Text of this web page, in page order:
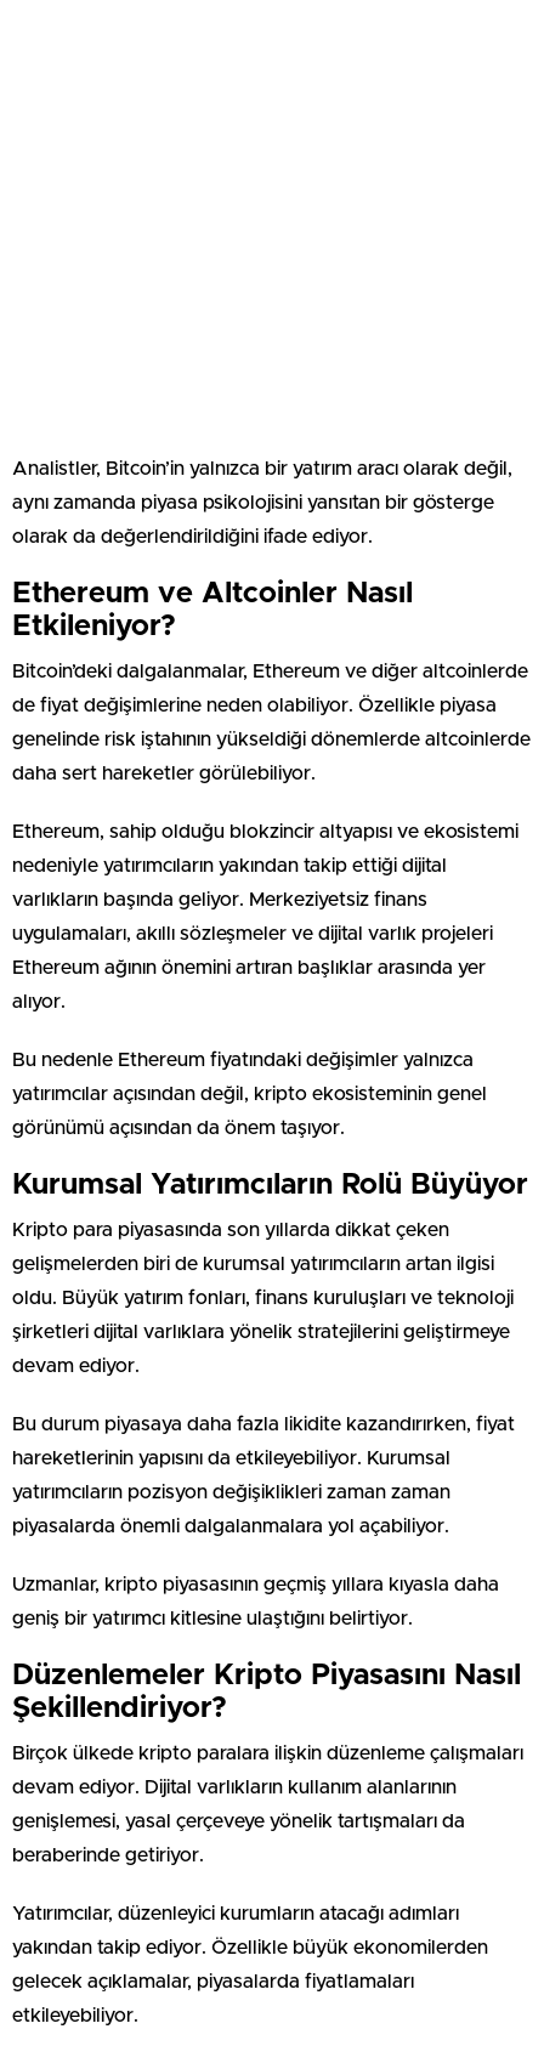
Analistler, Bitcoin’in yalnızca bir yatırım aracı olarak değil,
aynı zamanda piyasa psikolojisini yansıtan bir gösterge
olarak da değerlendirildiğini ifade ediyor.
Ethereum ve Altcoinler Nasıl
Etkileniyor?
Bitcoin’deki dalgalanmalar, Ethereum ve diğer altcoinlerde
de fiyat değişimlerine neden olabiliyor. Özellikle piyasa
genelinde risk iştahının yükseldiği dönemlerde altcoinlerde
daha sert hareketler görülebiliyor.
Ethereum, sahip olduğu blokzincir altyapısı ve ekosistemi
nedeniyle yatırımcıların yakından takip ettiği dijital
varlıkların başında geliyor. Merkeziyetsiz finans
uygulamaları, akıllı sözleşmeler ve dijital varlık projeleri
Ethereum ağının önemini artıran başlıklar arasında yer
alıyor.
Bu nedenle Ethereum fiyatındaki değişimler yalnızca
yatırımcılar açısından değil, kripto ekosisteminin genel
görünümü açısından da önem taşıyor.
Kurumsal Yatırımcıların Rolü Büyüyor
Kripto para piyasasında son yıllarda dikkat çeken
gelişmelerden biri de kurumsal yatırımcıların artan ilgisi
oldu. Büyük yatırım fonları, finans kuruluşları ve teknoloji
şirketleri dijital varlıklara yönelik stratejilerini geliştirmeye
devam ediyor.
Bu durum piyasaya daha fazla likidite kazandırırken, fiyat
hareketlerinin yapısını da etkileyebiliyor. Kurumsal
yatırımcıların pozisyon değişiklikleri zaman zaman
piyasalarda önemli dalgalanmalara yol açabiliyor.
Uzmanlar, kripto piyasasının geçmiş yıllara kıyasla daha
geniş bir yatırımcı kitlesine ulaştığını belirtiyor.
Düzenlemeler Kripto Piyasasını Nasıl
Şekillendiriyor?
Birçok ülkede kripto paralara ilişkin düzenleme çalışmaları
devam ediyor. Dijital varlıkların kullanım alanlarının
genişlemesi, yasal çerçeveye yönelik tartışmaları da
beraberinde getiriyor.
Yatırımcılar, düzenleyici kurumların atacağı adımları
yakından takip ediyor. Özellikle büyük ekonomilerden
gelecek açıklamalar, piyasalarda fiyatlamaları
etkileyebiliyor.